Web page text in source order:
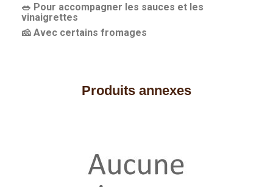
🥗 Pour accompagner les sauces et les
vinaigrettes
🧀 Avec certains fromages
Produits annexes